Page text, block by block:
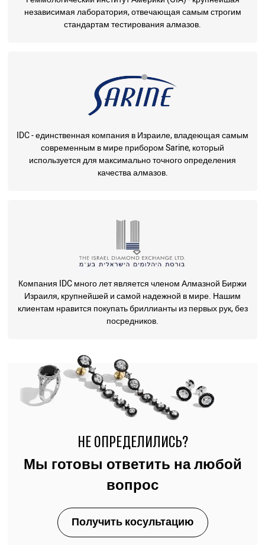
независимая лаборатория, отвечающая самым строгим
стандартам тестирования алмазов.
IDC - единственная компания в Израиле, владеющая самым
современным в мире прибором Sarine, который
используется для максимально точного определения
качества алмазов.
Компания IDC много лет является членом Алмазной Биржи
Израиля, крупнейшей и самой надежной в мире. Нашим
клиентам нравится покупать бриллианты из первых рук, без
посредников.
НЕ ОПРЕДЕЛИЛИСЬ?
Мы готовы ответить на любой
вопрос
Получить косультацию